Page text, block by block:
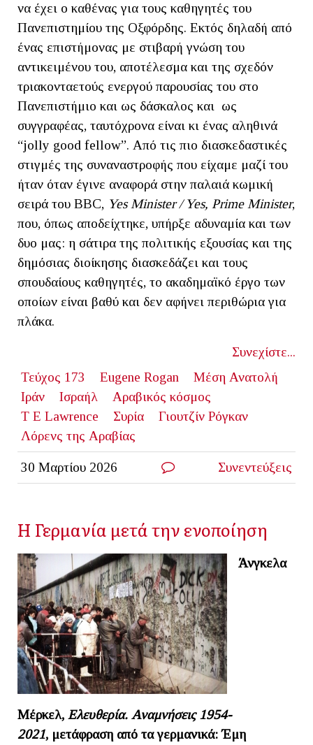
να έχει ο καθένας για τους καθηγητές του
Πανεπιστημίου της Οξφόρδης. Εκτός δηλαδή από
ένας επιστήμονας με στιβαρή γνώση του
αντικειμένου του, αποτέλεσμα και της σχεδόν
τριακονταετούς ενεργού παρουσίας του στο
Πανεπιστήμιο και ως δάσκαλος και ως
συγγραφέας, ταυτόχρονα είναι κι ένας αληθινά
“jolly good fellow”. Από τις πιο διασκεδαστικές
στιγμές της συναναστροφής που είχαμε μαζί του
ήταν όταν έγινε αναφορά στην παλαιά κωμική
σειρά του BBC, Yes Minister / Yes, Prime Minister,
που, όπως αποδείχτηκε, υπήρξε αδυναμία και των
δυο μας: η σάτιρα της πολιτικής εξουσίας και της
δημόσιας διοίκησης διασκεδάζει και τους
σπουδαίους καθηγητές, το ακαδημαϊκό έργο των
οποίων είναι βαθύ και δεν αφήνει περιθώρια για
πλάκα.
Συνεχίστε...
Τεύχος 173
Eugene Rogan
Μέση Ανατολή
Ιράν
Ισραήλ
Αραβικός κόσμος
T E Lawrence
Συρία
Γιουτζίν Ρόγκαν
Λόρενς της Αραβίας
30 Μαρτίου 2026 Συνεντεύξεις
Η Γερμανία μετά την ενοποίηση
Άνγκελα
Μέρκελ, Ελευθερία. Αναμνήσεις 1954-
2021, μετάφραση από τα γερμανικά: Έμη